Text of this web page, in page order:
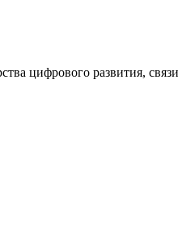
цифрового развития,